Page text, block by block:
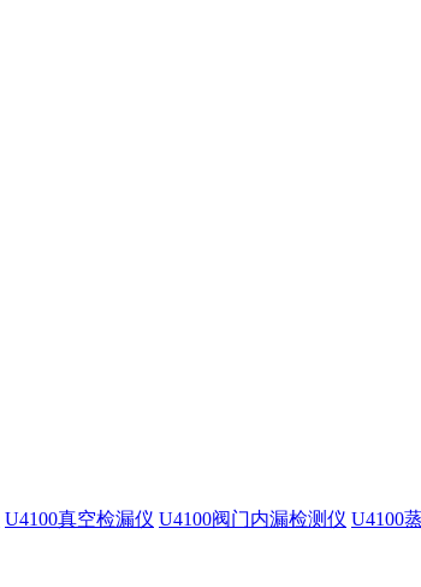
U4100真空检漏仪 U4100阀门内漏检测仪 U4100